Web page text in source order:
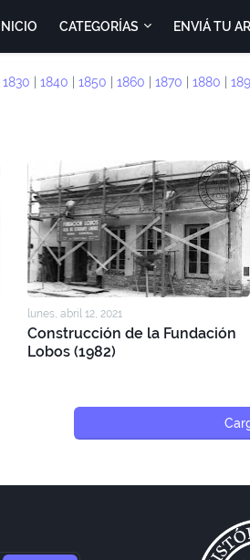
INICIO CATEGORÍAS ENVIÁ TU
1830 1840 1850 1860 1870 1880
lunes, abril 12, 2021
Construcción de la Fundación
Lobos (1982)